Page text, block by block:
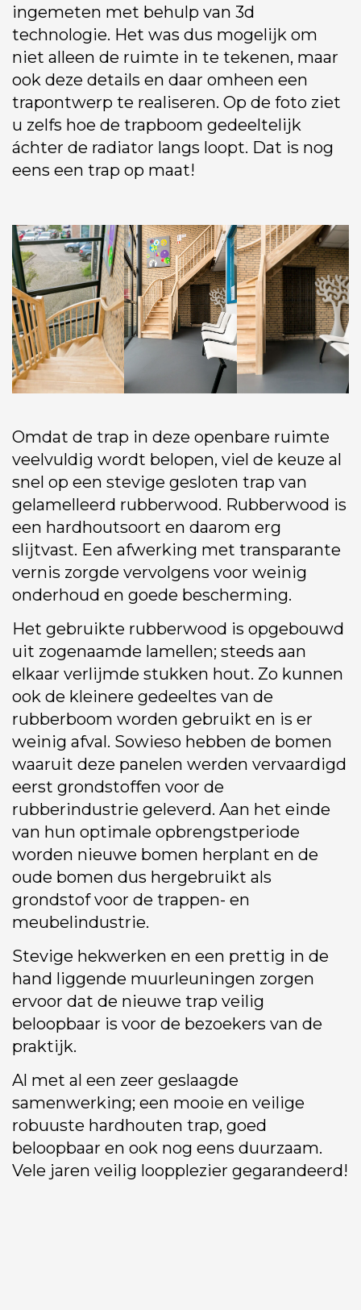
ingemeten met behulp van 3d
technologie. Het was dus mogelijk om
niet alleen de ruimte in te tekenen, maar
ook deze details en daar omheen een
trapontwerp te realiseren. Op de foto ziet
u zelfs hoe de trapboom gedeeltelijk
áchter de radiator langs loopt. Dat is nog
eens een trap op maat!
Omdat de trap in deze openbare ruimte
veelvuldig wordt belopen, viel de keuze al
snel op een stevige gesloten trap van
gelamelleerd rubberwood. Rubberwood is
een hardhoutsoort en daarom erg
slijtvast. Een afwerking met transparante
vernis zorgde vervolgens voor weinig
onderhoud en goede bescherming.
Het gebruikte rubberwood is opgebouwd
uit zogenaamde lamellen; steeds aan
elkaar verlijmde stukken hout. Zo kunnen
ook de kleinere gedeeltes van de
rubberboom worden gebruikt en is er
weinig afval. Sowieso hebben de bomen
waaruit deze panelen werden vervaardigd
eerst grondstoffen voor de
rubberindustrie geleverd. Aan het einde
van hun optimale opbrengstperiode
worden nieuwe bomen herplant en de
oude bomen dus hergebruikt als
grondstof voor de trappen- en
meubelindustrie.
Stevige hekwerken en een prettig in de
hand liggende muurleuningen zorgen
ervoor dat de nieuwe trap veilig
beloopbaar is voor de bezoekers van de
praktijk.
Al met al een zeer geslaagde
samenwerking; een mooie en veilige
robuuste hardhouten trap, goed
beloopbaar en ook nog eens duurzaam.
Vele jaren veilig loopplezier gegarandeerd!